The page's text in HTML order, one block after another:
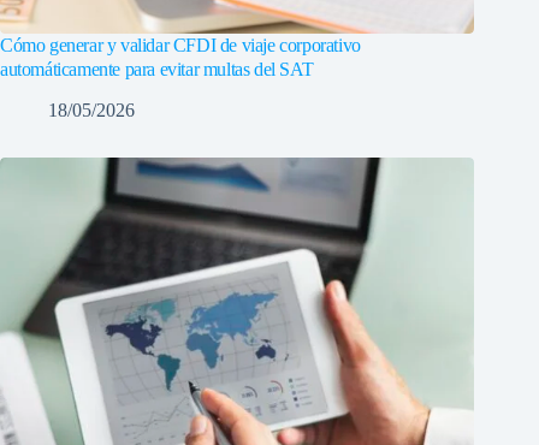
Cómo generar y validar CFDI de viaje corporativo
automáticamente para evitar multas del SAT
18/05/2026